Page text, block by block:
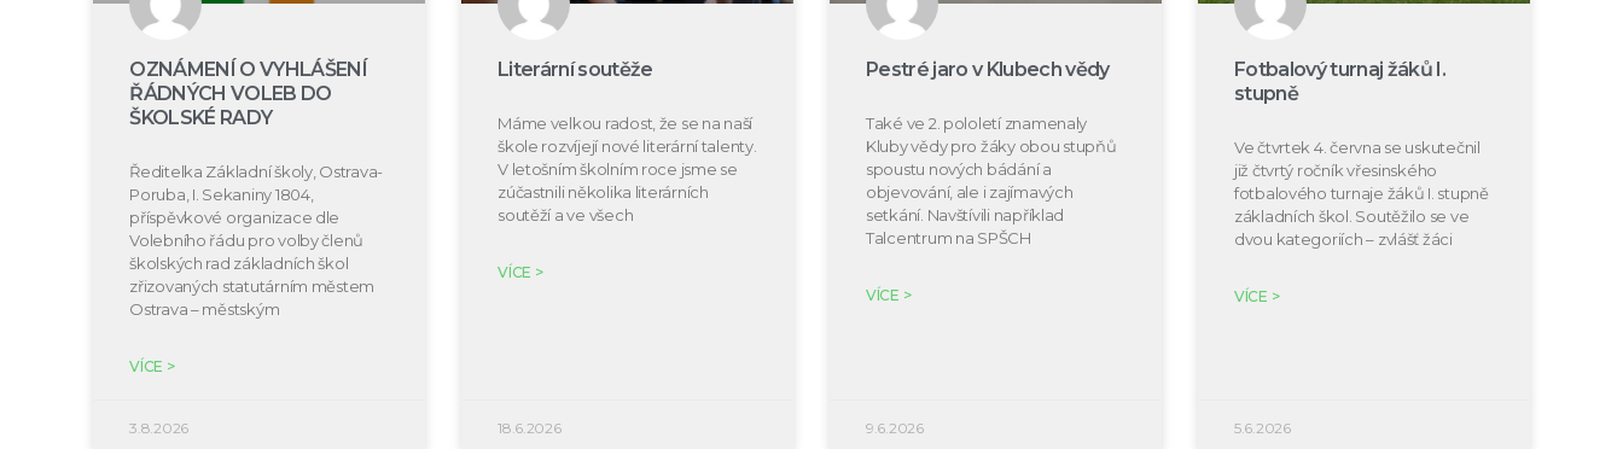
OZNÁMENÍ O VYHLÁŠENÍ
ŘÁDNÝCH VOLEB DO
ŠKOLSKÉ RADY
Ředitelka Základní školy, Ostrava-
Poruba, I. Sekaniny 1804,
příspěvkové organizace dle
Volebního řádu pro volby členů
školských rad základních škol
zřizovaných statutárním městem
Ostrava – městským
VÍCE >
3.8.2026
Literární soutěže
Máme velkou radost, že se na naší
škole rozvíjejí nové literární talenty.
V letošním školním roce jsme se
zúčastnili několika literárních
soutěží a ve všech
VÍCE >
18.6.2026
Pestré jaro v Klubech vědy
Také ve 2. pololetí znamenaly
Kluby vědy pro žáky obou stupňů
spoustu nových bádání a
objevování, ale i zajímavých
setkání. Navštívili například
Talcentrum na SPŠCH
VÍCE >
9.6.2026
Fotbalový turnaj žáků I.
stupně
Ve čtvrtek 4. června se uskutečnil
již čtvrtý ročník vřesinského
fotbalového turnaje žáků I. stupně
základních škol. Soutěžilo se ve
dvou kategoriích – zvlášť žáci
VÍCE >
5.6.2026